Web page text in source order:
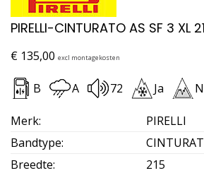
PIRELLI-CINTURATO AS SF 3 XL
€ 135,00 excl montagekosten
B A 72 Ja
Merk:
PIRELLI
Bandtype:
Breedte:
215